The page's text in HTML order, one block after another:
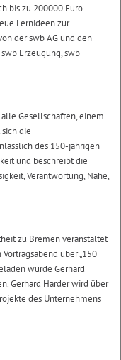
bis zu 200000 Euro
Lernideen zur
der swb AG und den
Erzeugung, swb
Gesellschaften, einem
die
des 150-jährigen
und beschreibt die
Verantwortung, Nähe,
zu Bremen veranstaltet
über „150
wurde Gerhard
Gerhard Harder wird über
des Unternehmens